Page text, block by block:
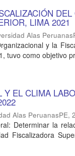
LIMA 2021
Alas
y la
tuvo como objetivo
EL CLIMA
Alas PeruanasPE,
Determinar la
Fiscalizadora